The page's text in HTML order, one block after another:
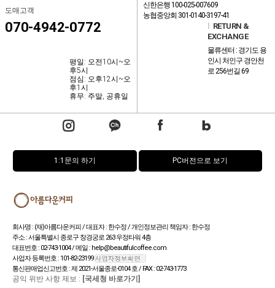
도매고객
070-4942-0772
평일: 오전10시~오
후5시
점심: 오후12시~오
후1시
휴무: 주말, 공휴일
신한은행 100-025-007609
농협중앙회 301-0140-3197-41
RETURN &
EXCHANGE
물류센터 : 경기도 용
인시 처인구 경안천
로 256번길 69
1:1문의 하기 PC버전으로 보기
회사명 : (재)아름다운커피 / 대표자 : 한수정 / 개인정보관리 책임자 : 한수정
주소 : 서울특별시 종로구 창경궁로 263 우정타워 4층
대표번호 : 02-743-1004 / 메일 : help@beautifulcoffee.com
사업자 등록번호 : 101-82-23199
통신판매업신고번호 : 제 2021-서울종로-0104 호 / FAX : 02-743-1773
공익 위반 사항 제보 : [국세청 바로가기]